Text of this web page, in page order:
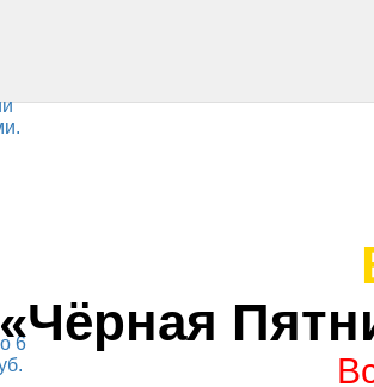
«Чёрная